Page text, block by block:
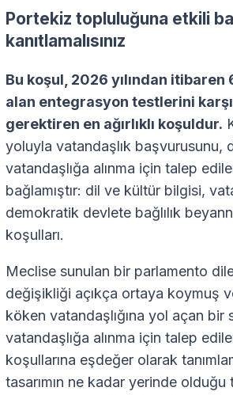
Portekiz topluluğuna etkili
kanıtlamalısınız
Bu koşul, 2026 yılından itibaren
alan entegrasyon testlerini
gerektiren en ağırlıklı koşuldur.
yoluyla vatandaşlık başvurusunu,
vatandaşlığa alınma için talep
bağlamıştır: dil ve kültür bilgisi,
demokratik devlete bağlılık
koşulları.
Meclise sunulan bir parlamento
değişikliği açıkça ortaya koymuş
köken vatandaşlığına yol açan bir
vatandaşlığa alınma için talep
koşullarına eşdeğer olarak
tasarımın ne kadar yerinde olduğu